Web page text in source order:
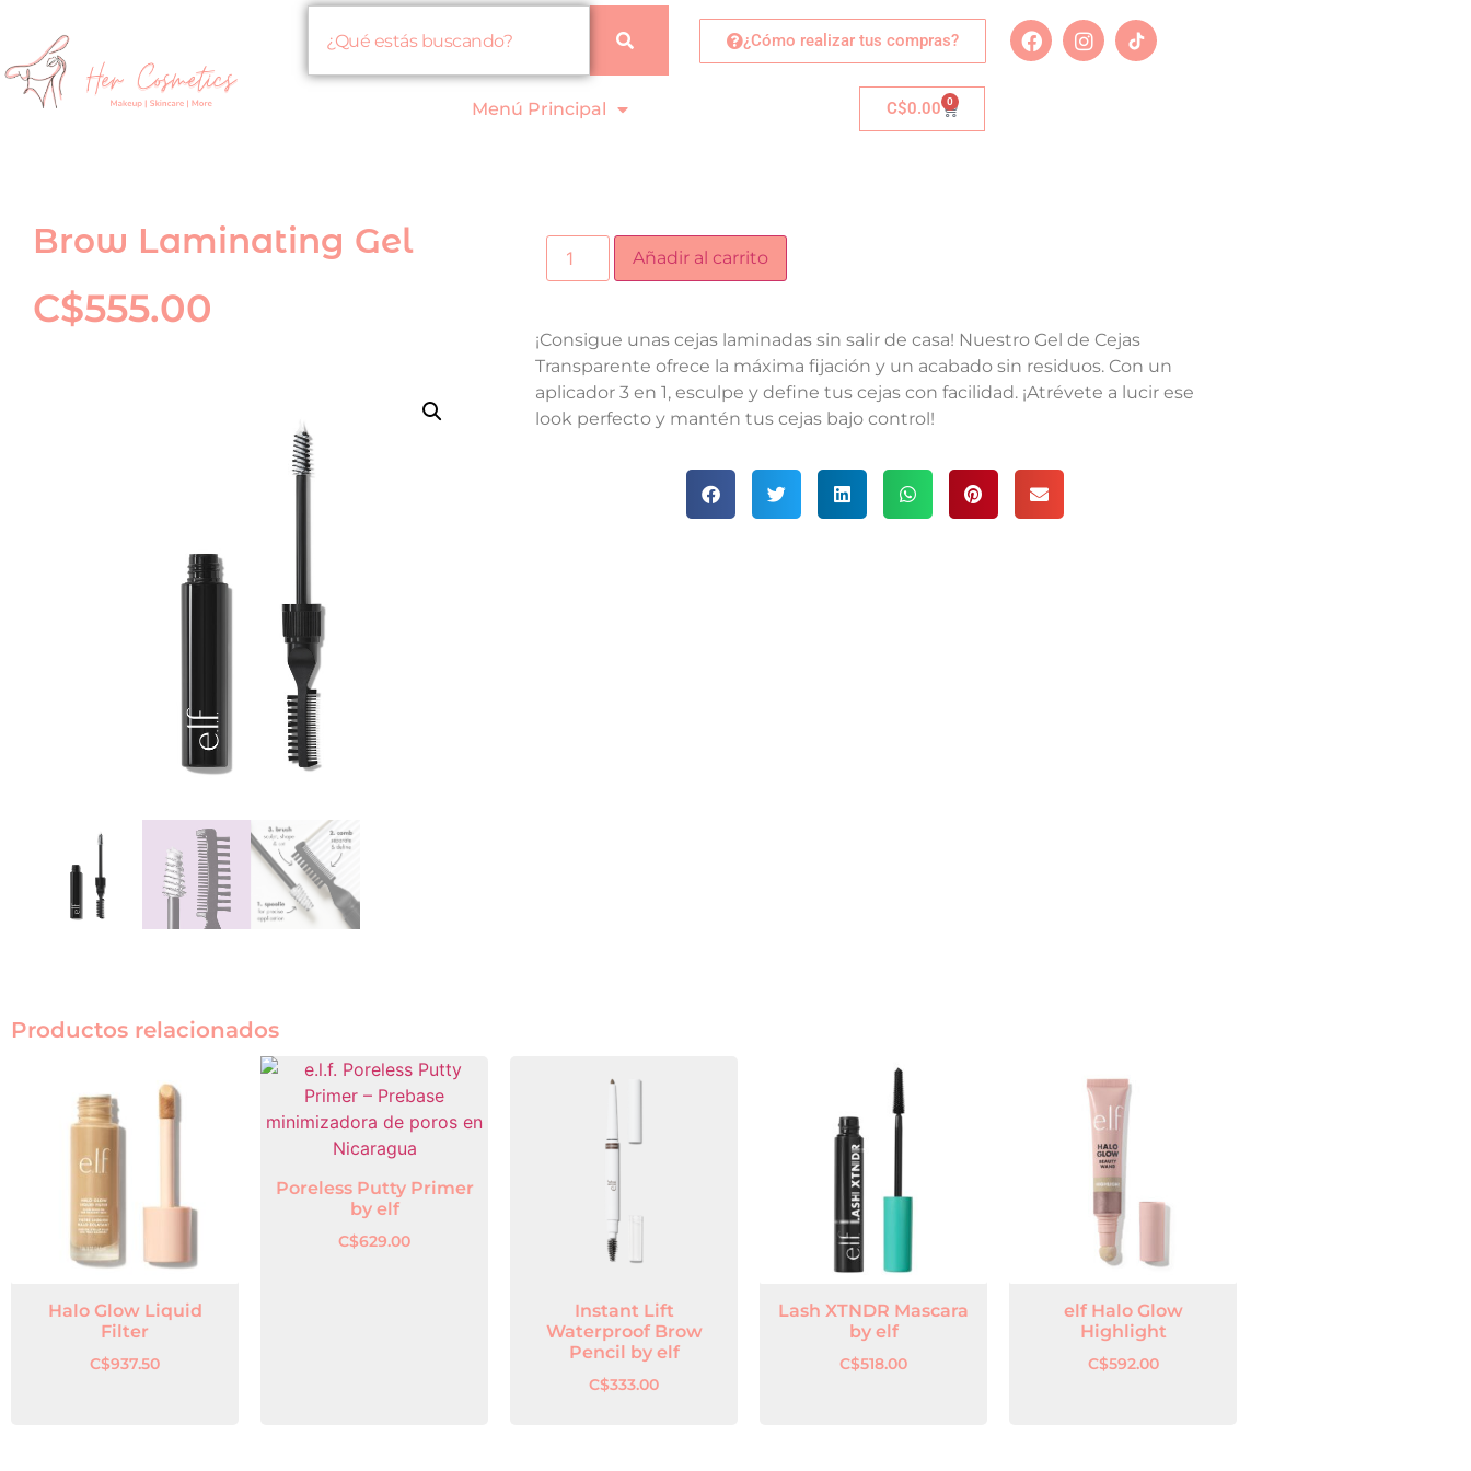
¿Cómo realizar tus compras?
Menú Principal C$0.00 0
Brow Laminating Gel
C$555.00
Añadir al carrito
¡Consigue unas cejas laminadas sin salir de casa! Nuestro Gel de Cejas
Transparente ofrece la máxima fijación y un acabado sin residuos. Con un
aplicador 3 en 1, esculpe y define tus cejas con facilidad. ¡Atrévete a lucir ese
look perfecto y mantén tus cejas bajo control!
Productos relacionados
Halo Glow Liquid
Filter
C$937.50
Poreless Putty Primer
by elf
C$629.00
Instant Lift
Waterproof Brow
Pencil by elf
C$333.00
Lash XTNDR Mascara
by elf
C$518.00
elf Halo Glow
Highlight
C$592.00